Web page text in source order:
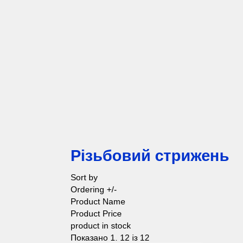
Різьбовий стрижень
Sort by
Ordering +/-
Product Name
Product Price
product in stock
Показано 1. 12 із 12